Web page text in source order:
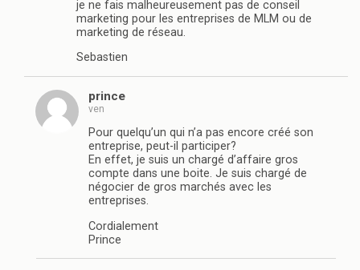
je ne fais malheureusement pas de conseil
marketing pour les entreprises de MLM ou de
marketing de réseau.
Sebastien
prince
ven
Pour quelqu’un qui n’a pas encore créé son
entreprise, peut-il participer?
En effet, je suis un chargé d’affaire gros
compte dans une boite. Je suis chargé de
négocier de gros marchés avec les
entreprises.
Cordialement
Prince